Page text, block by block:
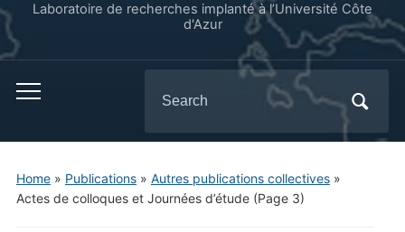
Laboratoire de recherches implanté à l’Université Côte
d'Azur
for:
Home» Publications» Autres publications collectives»
Actes de colloques et Journées d’étude(Page 3)